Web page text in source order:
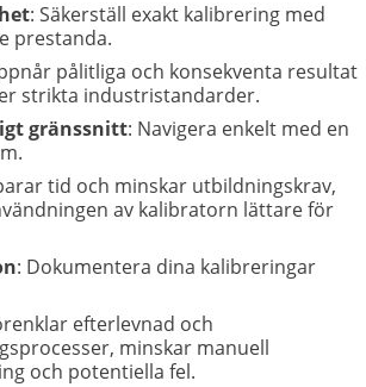
: Säkerställ exakt kalibrering med
prestanda.
pålitliga och konsekventa resultat
strikta industristandarder.
gränssnitt: Navigera enkelt med en
tid och minskar utbildningskrav,
av kalibratorn lättare för
: Dokumentera dina kalibreringar
efterlevnad och
minskar manuell
och potentiella fel.